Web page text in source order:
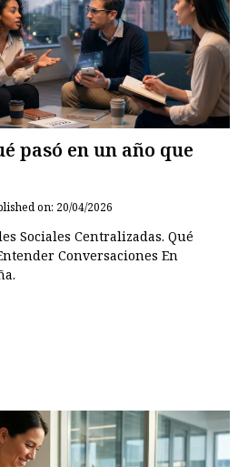
pasó en un año que
on: 20/04/2026
Sociales Centralizadas. Qué
Conversaciones En